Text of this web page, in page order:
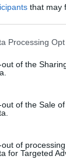
that may
Processing
of the
of the Sale
of
for Targeted
1%-a a
2005-ben,
20.8%-os
bevétel
a portfolio.hu